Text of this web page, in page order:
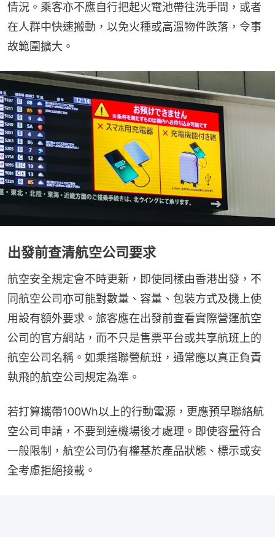
情況。乘客亦不應自行把起火電池帶往洗手間，或者
在人群中快速搬動，以免火種或高溫物件跌落，令事
故範圍擴大。
出發前查清航空公司要求
航空安全規定會不時更新，即使同樣由香港出發，不
同航空公司亦可能對數量、容量、包裝方式及機上使
用設有額外要求。旅客應在出發前查看實際營運航空
公司的官方網站，而不只是售票平台或共享航班上的
航空公司名稱。如乘搭聯營航班，通常應以真正負責
執飛的航空公司規定為準。
若打算攜帶100Wh以上的行動電源，更應預早聯絡航
空公司申請，不要到達機場後才處理。即使容量符合
一般限制，航空公司仍有權基於產品狀態、標示或安
全考慮拒絕接載。